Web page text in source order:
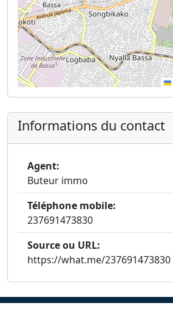
Informations du contact
Agent:
Buteur immo
Téléphone mobile:
237691473830
Source ou URL:
https://what.me/237691473830